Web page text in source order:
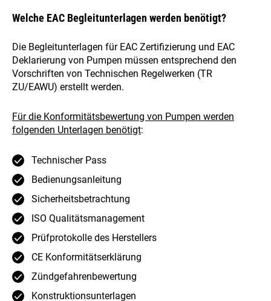
Welche EAC Begleitunterlagen werden benötigt?
Die Begleitunterlagen für EAC Zertifizierung und EAC
Deklarierung von Pumpen müssen entsprechend den
Vorschriften von Technischen Regelwerken (TR
ZU/EAWU) erstellt werden.
Für die Konformitätsbewertung von Pumpen werden
folgenden Unterlagen benötigt:
Technischer Pass
Bedienungsanleitung
Sicherheitsbetrachtung
ISO Qualitätsmanagement
Prüfprotokolle des Herstellers
CE Konformitätserklärung
Zündgefahrenbewertung
Konstruktionsunterlagen